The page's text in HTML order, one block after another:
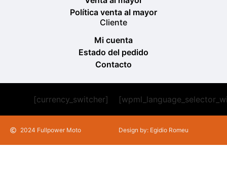
Política venta al mayor
Cliente
Mi cuenta
Estado del pedido
Contacto
[currency_switcher]
2024 Fullpower Moto Design by: Egidio Romeu